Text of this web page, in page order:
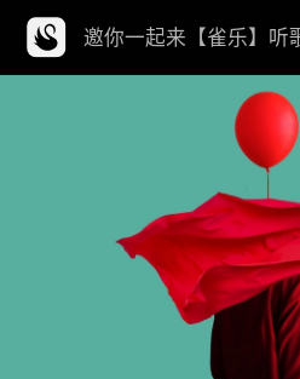
邀你一起来【雀乐】听